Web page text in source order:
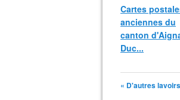
Cartes
anciennes du
canton
Duc...
« D'autres